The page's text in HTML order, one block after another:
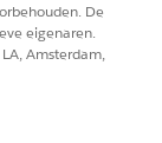
De
eigenaren.
Amsterdam,